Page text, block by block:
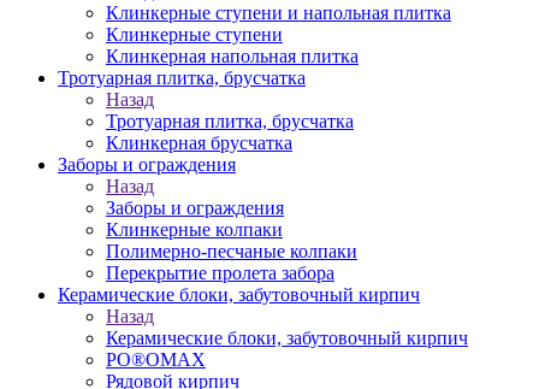
Клинкерные ступени и напольная плитка
Клинкерные ступени
Клинкерная напольная плитка
Тротуарная плитка, брусчатка
Назад
Тротуарная плитка, брусчатка
Клинкерная брусчатка
Заборы и ограждения
Назад
Заборы и ограждения
Клинкерные колпаки
Полимерно-песчаные колпаки
Перекрытие пролета забора
Керамические блоки, забутовочный кирпич
Назад
Керамические блоки, забутовочный кирпич
PO®OMAX
Рядовой кирпич